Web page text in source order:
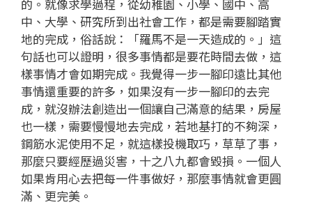
的。就像求學過程，從幼稚園、小學、國中、高
中、大學、研究所到出社會工作，都是需要腳踏實
地的完成，俗話說：「羅馬不是一天造成的。」這
句話也可以證明，很多事情都是要花時間去做，這
樣事情才會如期完成。我覺得一步一腳印遠比其他
事情還重要的許多，如果沒有一步一腳印的去完
成，就沒辦法創造出一個讓自己滿意的結果，房屋
也一樣，需要慢慢地去完成，若地基打的不夠深，
鋼筋水泥使用不足，就這樣投機取巧，草草了事，
那麼只要經歷過災害，十之八九都會毀損。一個人
如果肯用心去把每一件事做好，那麼事情就會更圓
滿、更完美。